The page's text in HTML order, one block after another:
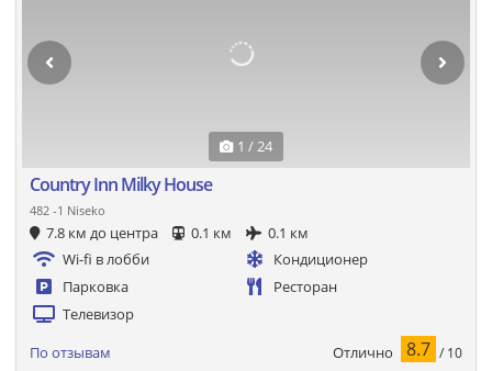
1 / 24
Country Inn Milky House
482 -1 Niseko
7.8 км до центра 0.1 км
0.1 км
Wi-fi в лобби
Кондиционер
Парковка
Ресторан
Телевизор
По отзывам Отлично 8.7 / 10